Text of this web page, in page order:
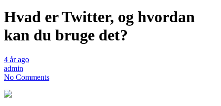
Hvad er Twitter, og hvordan
kan du bruge det?
4 år ago
admin
No Comments